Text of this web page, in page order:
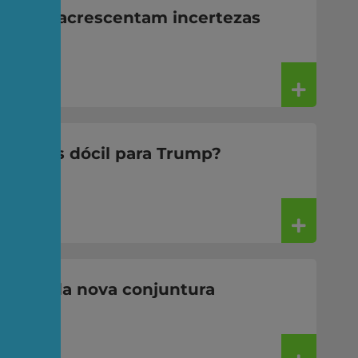
acrescentam incertezas
mais dócil para Trump?
da nova conjuntura